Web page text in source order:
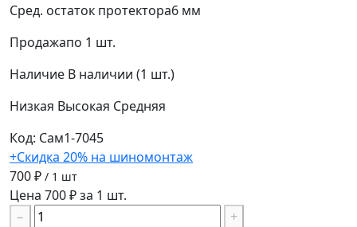
Сред. остаток протектора6 мм
Продажапо 1 шт.
Наличие В наличии (1 шт.)
Низкая Высокая Средняя
Код: Сам1-7045
+Скидка 20% на шиномонтаж
700 ₽ / 1 шт
Цена 700 ₽ за 1 шт.
−
+